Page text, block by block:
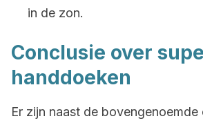
in de zon.
Conclusie over
handdoeken
Er zijn naast de